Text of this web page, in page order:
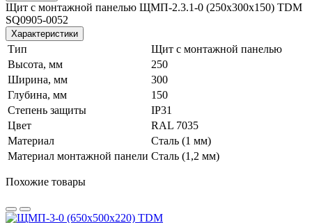
Щит с монтажной панелью ЩМП-2.3.1-0 (250х300х150) TDM
SQ0905-0052
Характеристики
Тип
Щит с монтажной панелью
Высота, мм
250
Ширина, мм
300
Глубина, мм
150
Степень защиты
IP31
Цвет
RAL 7035
Материал
Сталь (1 мм)
Материал монтажной панели Сталь (1,2 мм)
Похожие товары